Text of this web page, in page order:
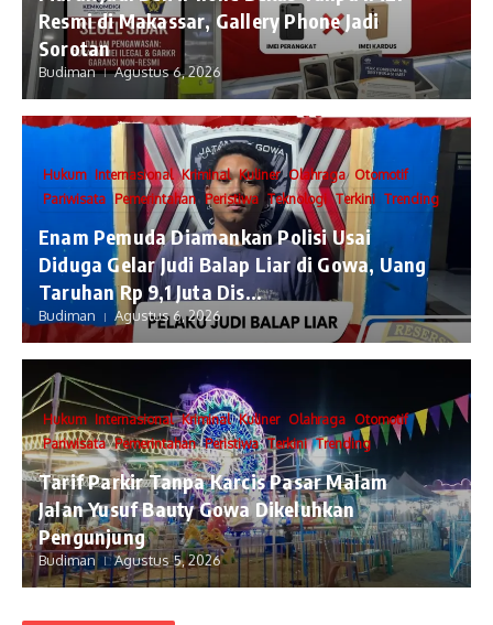
Resmi di Makassar, Gallery Phone Jadi
Sorotan
Budiman Agustus 6, 2026
Hukum Internasional Kriminal Kuliner Olahraga Otomotif
Pariwisata Pemerintahan Peristiwa Teknologi Terkini Trending
Enam Pemuda Diamankan Polisi Usai
Diduga Gelar Judi Balap Liar di Gowa, Uang
Taruhan Rp 9,1 Juta Dis...
Budiman Agustus 6, 2026
Hukum Internasional Kriminal Kuliner Olahraga Otomotif
Pariwisata Pemerintahan Peristiwa Terkini Trending
Tarif Parkir Tanpa Karcis Pasar Malam
Jalan Yusuf Bauty Gowa Dikeluhkan
Pengunjung
Budiman Agustus 5, 2026